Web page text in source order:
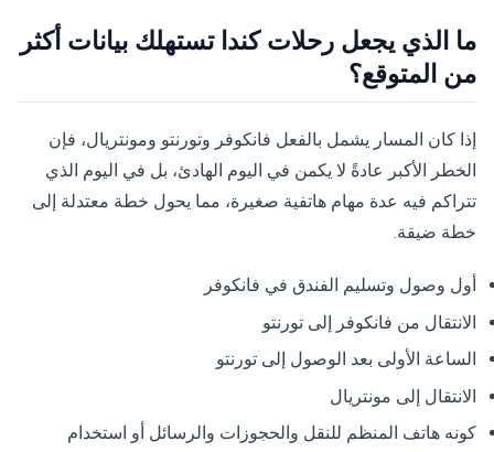
ما الذي يجعل رحلات كندا تستهلك بيانات أكثر
من المتوقع؟
إذا كان المسار يشمل بالفعل فانكوفر وتورنتو ومونتريال، فإن
الخطر الأكبر عادةً لا يكمن في اليوم الهادئ، بل في اليوم الذي
تتراكم فيه عدة مهام هاتفية صغيرة، مما يحول خطة معتدلة إلى
خطة ضيقة.
أول وصول وتسليم الفندق في فانكوفر
الانتقال من فانكوفر إلى تورنتو
الساعة الأولى بعد الوصول إلى تورنتو
الانتقال إلى مونتريال
كونه هاتف المنظم للنقل والحجوزات والرسائل أو استخدام